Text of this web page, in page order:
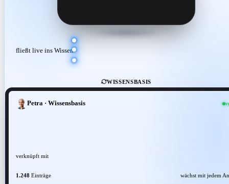
fließt live ins Wissen
WISSENSBASIS
Petra · Wissensbasis
verknüpft mit
1.248 Einträge wächst mit jedem